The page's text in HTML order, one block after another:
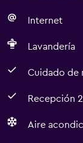
Internet
Lavandería
Cuidado de
Recepción
Aire